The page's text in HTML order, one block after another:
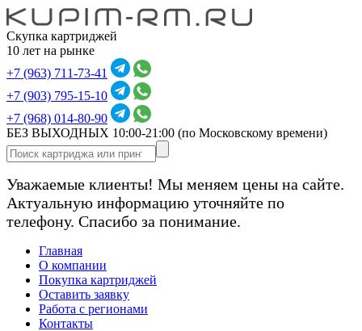
Скупка картриджей
10 лет на рынке
+7 (963) 711-73-41
+7 (903) 795-15-10
+7 (968) 014-80-90
БЕЗ ВЫХОДНЫХ 10:00-21:00 (по Московскому времени)
Уважаемые клиенты! Мы меняем цены на сайте.
Актуальную информацию уточняйте по
телефону. Спасибо за понимание.
Главная
О компании
Покупка картриджей
Оставить заявку
Работа с регионами
Контакты